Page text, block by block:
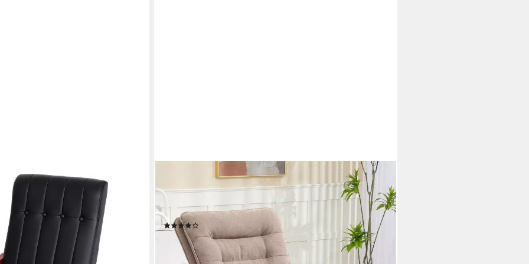
Mit Armlehnen, Große Sitzfläche,
130 kg
bei dir
Schaukelstuhl Schaukelsessel, Sessel mit Rückenlehne,
Holzkufen (Schwingsessel, 1 St), bis 120 kg Belastbarkeit
für Schlafzimmer, Wohnzimmer, Braun
156,99 € UVP291,90 €
-46%